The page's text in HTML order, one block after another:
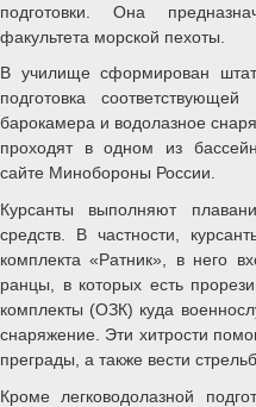
подготовки. Она
факультета морской пехоты.
В училище сформирован штат
подготовка
барокамера и водолазное
проходят в одном из
сайте Минобороны России.
Курсанты выполняют
средств. В частности,
комплекта «Ратник», в него
ранцы, в которых есть
комплекты (ОЗК) куда
снаряжение. Эти хитрости
преграды, а также вести
Кроме легководолазной